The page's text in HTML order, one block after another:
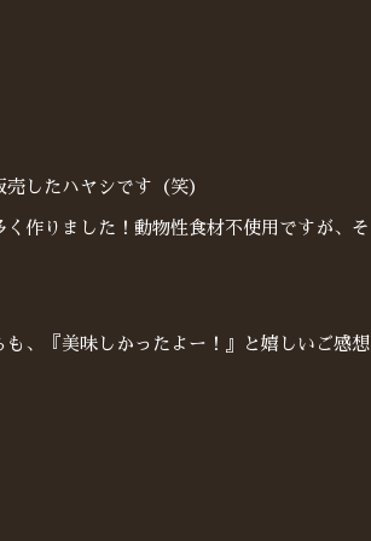
したハヤシです（笑）
作りました！動物性食材不使用ですが、そ
、『美味しかったよー！』と嬉しいご感想